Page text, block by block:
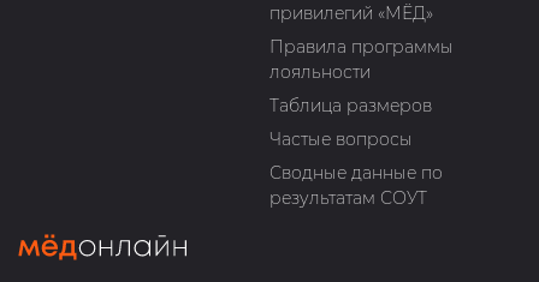
привилегий «МЁД»
Правила программы
лояльности
Таблица размеров
Частые вопросы
Сводные данные по
результатам СОУТ